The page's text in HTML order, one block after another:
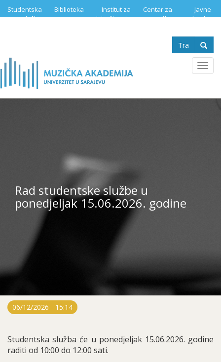
Studentska
služba
Biblioteka
Institut za
istraživanje
Centar za
muzičku
Javne
nabavke
Search
form
Rad studentske službe u
ponedjeljak 15.06.2026. godine
06/12/2026 - 15:14
Studentska služba će u ponedjeljak 15.06.2026. godine
raditi od 10:00 do 12:00 sati.